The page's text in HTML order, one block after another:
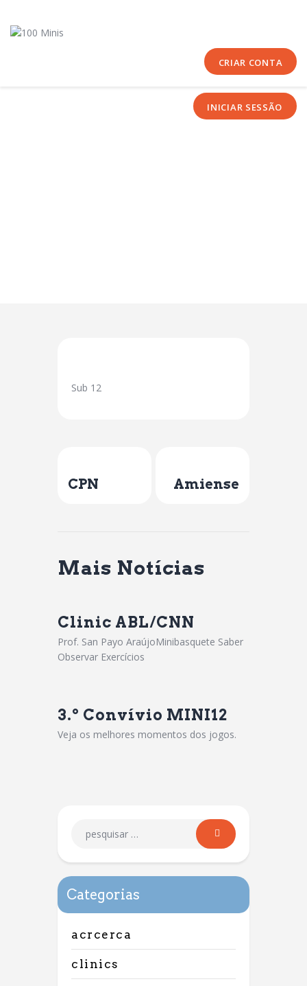
CRIAR CONTA
INICIAR SESSÃO
Sobre Nós
Sub 12
CPN Amiense
Mais Notícias
Clinic ABL/CNN
Prof. San Payo AraújoMinibasquete Saber
Observar Exercícios
3.º Convívio MINI12
Veja os melhores momentos dos jogos.
Categorias
acrcerca
clinics